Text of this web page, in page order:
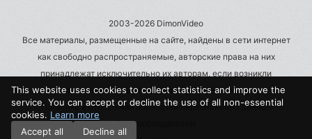
2003-2026 DimonVideo
Все материалы, размещенные на сайте, найдены в сети интернет
как свободно распространяемые, авторские права на них
принадлежат исключительно их авторам, если возникли
претензии - пишите на admin@dimonvideo.ru
Политика в отношении обработки персональных данных
Правообладателям
This website uses cookies to collect statistics and improve the
service. You can accept or decline the use of all non-essential
cookies. Learn more
Accept all
Decline all